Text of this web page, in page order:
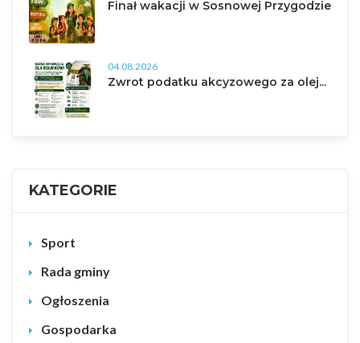
Finał wakacji w Sosnowej Przygodzie
04.08.2026
Zwrot podatku akcyzowego za olej...
KATEGORIE
Sport
Rada gminy
Ogłoszenia
Gospodarka